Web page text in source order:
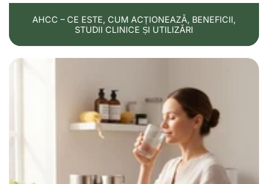
AHCC – CE ESTE, CUM ACȚIONEAZĂ, BENEFICII,
STUDII CLINICE ȘI UTILIZĂRI